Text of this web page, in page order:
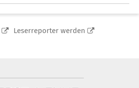
Leserreporter werden